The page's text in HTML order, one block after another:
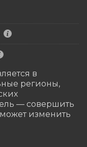
в
регионы,
— совершить
изменить